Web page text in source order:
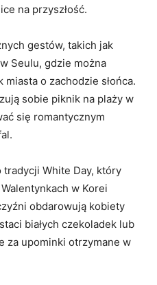
na przyszłość.
gestów, takich jak
Seulu, gdzie ⁢można
o zachodzie słońca.
sobie‍ piknik⁣ na⁣ plaży w
się romantycznym
​White Day, który
⁤w‌ Korei
‌obdarowują kobiety
białych czekoladek lub
za upominki otrzymane w⁢